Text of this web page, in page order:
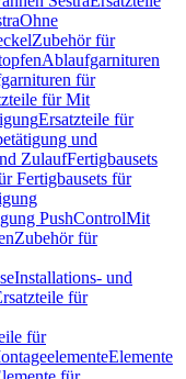
Ohne
Zubehör für
Ablaufgarnituren
für
für Mit
Ersatzteile für
und
ZulaufFertigbausets
Fertigbausets für
PushControlMit
Zubehör für
Installations- und
für
für
Elemente